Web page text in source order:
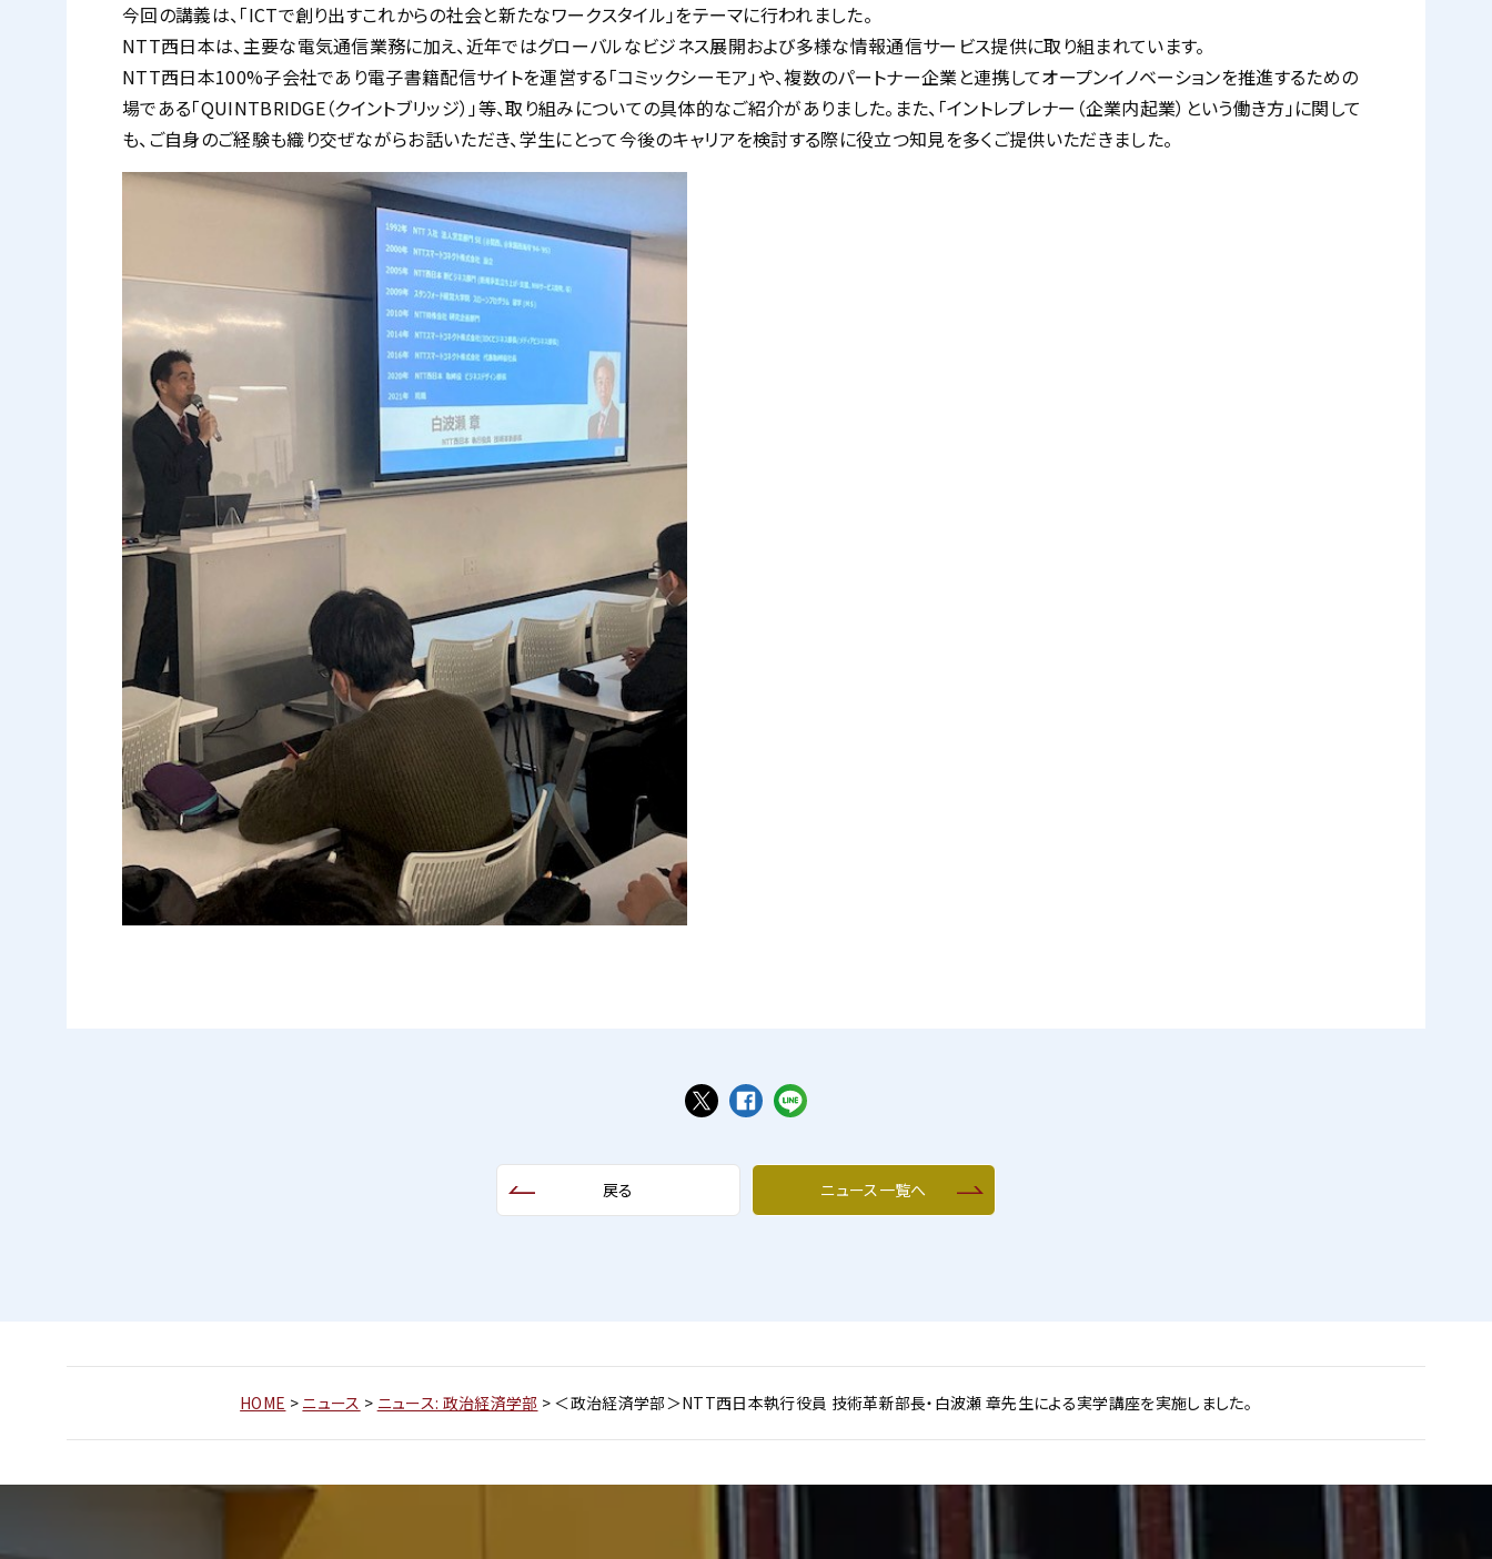
今回の講義は、「ICTで創り出すこれからの社会と新たなワークスタイル」をテーマに行われました。
NTT西日本は、主要な電気通信業務に加え、近年ではグローバルなビジネス展開および多様な情報通信サービス提供に取り組まれています。
NTT西日本100%子会社であり電子書籍配信サイトを運営する「コミックシーモア」や、複数のパートナー企業と連携してオープンイノベーションを推進するための
場である「QUINTBRIDGE（クイントブリッジ）」等、取り組みについての具体的なご紹介がありました。また、「イントレプレナー（企業内起業）という働き方」に関して
も、ご自身のご経験も織り交ぜながらお話いただき、学生にとって今後のキャリアを検討する際に役立つ知見を多くご提供いただきました。
戻る ニュース一覧へ
HOME > ニュース > ニュース: 政治経済学部 > ＜政治経済学部＞NTT西日本執行役員 技術革新部長・白波瀬 章先生による実学講座を実施しました。